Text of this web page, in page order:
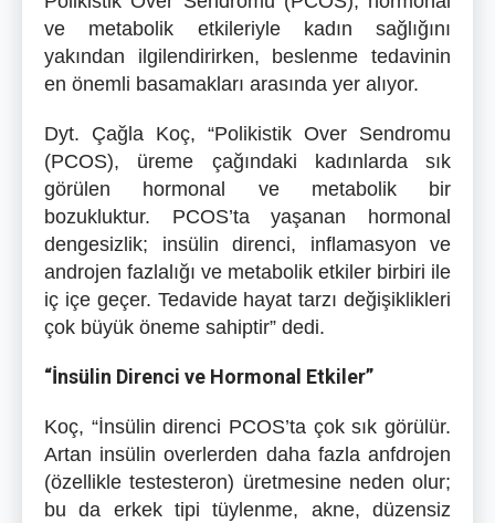
ve metabolik etkileriyle kadın sağlığını
yakından ilgilendirirken, beslenme tedavinin
en önemli basamakları arasında yer alıyor.
Dyt. Çağla Koç, “Polikistik Over Sendromu
(PCOS), üreme çağındaki kadınlarda sık
görülen hormonal ve metabolik bir
bozukluktur. PCOS’ta yaşanan hormonal
dengesizlik; insülin direnci, inflamasyon ve
androjen fazlalığı ve metabolik etkiler birbiri ile
iç içe geçer. Tedavide hayat tarzı değişiklikleri
çok büyük öneme sahiptir” dedi.
“İnsülin Direnci ve Hormonal Etkiler”
Koç, “İnsülin direnci PCOS’ta çok sık görülür.
Artan insülin overlerden daha fazla anfdrojen
(özellikle testesteron) üretmesine neden olur;
bu da erkek tipi tüylenme, akne, düzensiz